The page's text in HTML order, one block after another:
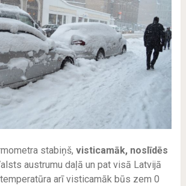
stabiņš, visticamāk, noslīdēs
austrumu daļā un pat visā Latvijā
arī visticamāk būs zem 0